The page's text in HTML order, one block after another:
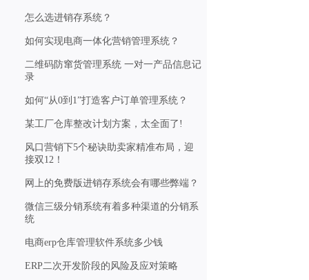
怎么选进销存系统？
如何实现电商一体化营销管理系统？
二维码防窜货管理系统 一对一产品信息记
录
如何“从0到1”打造客户订单管理系统？
某工厂仓库整改计划方案，太全面了!
风口营销下5个秘诀助卖家精准布局，迎
接双12！
网上的免费版进销存系统会有哪些弊端？
微信三级分销系统有着多种渠道的分销系
统
电商erp仓库管理软件系统多少钱
ERP二次开发阶段的风险及应对策略